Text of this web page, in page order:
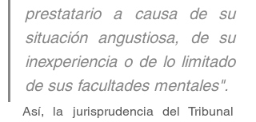
prestatario a causa de su
situación angustiosa, de su
inexperiencia o de lo limitado
de sus facultades mentales".
Así, la jurisprudencia del Tribunal